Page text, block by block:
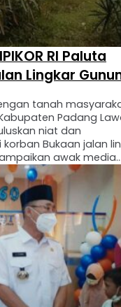
RI Paluta
Lingkar
tanah
Padang
niat dan
Bukaan jalan
awak media
di berbagai
harapan …